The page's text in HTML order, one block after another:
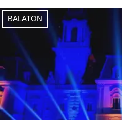
BALATON